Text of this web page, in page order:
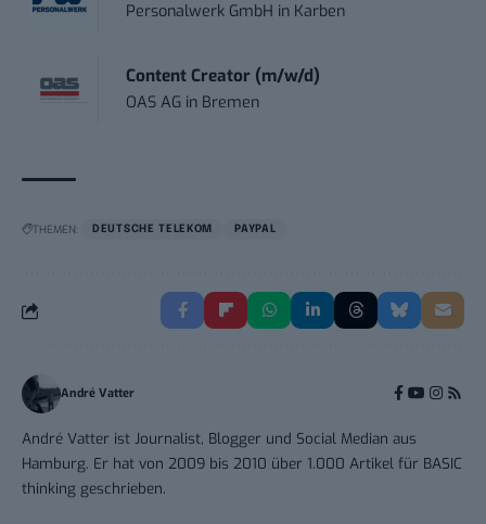
Personalwerk GmbH in Karben
Content Creator (m/w/d)
OAS AG in Bremen
THEMEN: DEUTSCHE TELEKOM PAYPAL
André Vatter
André Vatter ist Journalist, Blogger und Social Median aus
Hamburg. Er hat von 2009 bis 2010 über 1.000 Artikel für BASIC
thinking geschrieben.